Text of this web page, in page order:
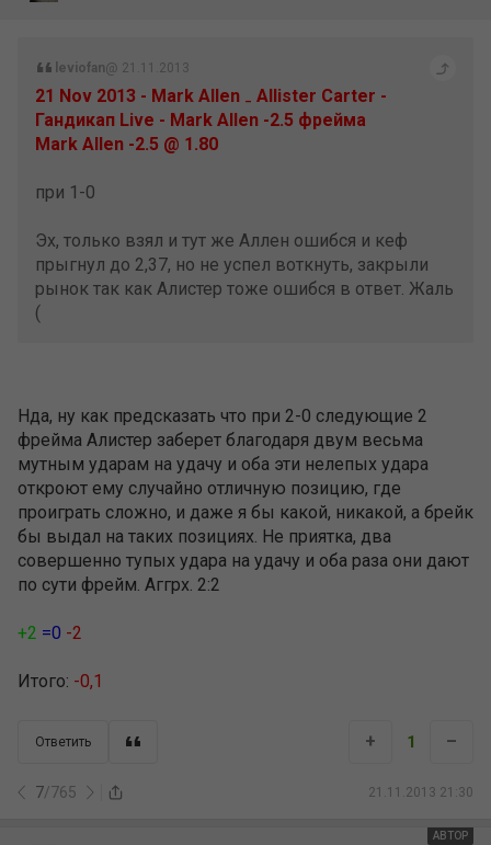
leviofan@ 21.11.2013
21 Nov 2013 - Mark Allen ₋ Allister Carter -
Гандикап Live - Mark Allen -2.5 фрейма
Mark Allen -2.5 @ 1.80
при 1-0
Эх, только взял и тут же Аллен ошибся и кеф
прыгнул до 2,37, но не успел воткнуть, закрыли
рынок так как Алистер тоже ошибся в ответ. Жаль
(
Нда, ну как предсказать что при 2-0 следующие 2
фрейма Алистер заберет благодаря двум весьма
мутным ударам на удачу и оба эти нелепых удара
откроют ему случайно отличную позицию, где
проиграть сложно, и даже я бы какой, никакой, а брейк
бы выдал на таких позициях. Не приятка, два
совершенно тупых удара на удачу и оба раза они дают
по сути фрейм. Аггрх. 2:2
+2 =0 -2
Итого: -0,1
Ответить
7/765 21.11.2013 21:30
+ 1 –
АВТОР